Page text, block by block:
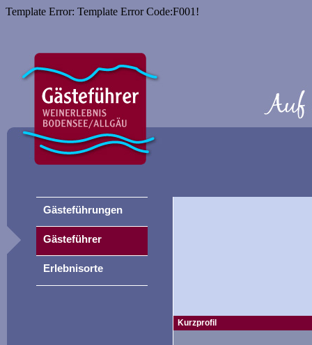
Template Error: Template Error Code:F001!
Kurzprofil
Gästeführungen
Gästeführer
Erlebnisorte